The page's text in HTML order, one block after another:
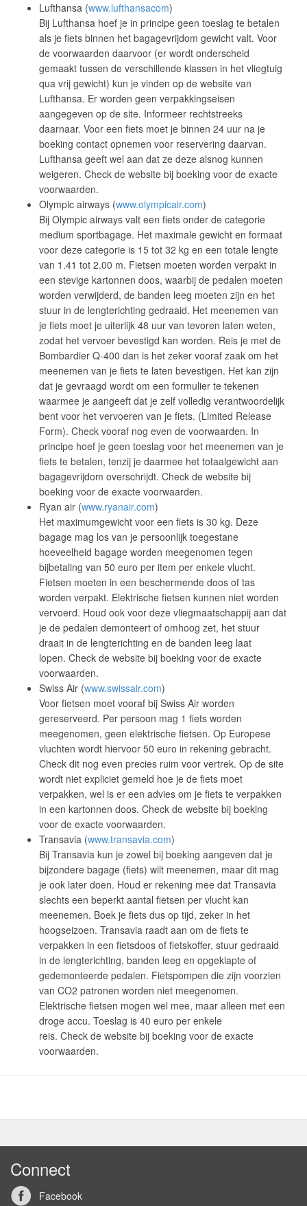
Lufthansa (www.lufthansacom)
Bij Lufthansa hoef je in principe geen toeslag te betalen
als je fiets binnen het bagagevrijdom gewicht valt. Voor
de voorwaarden daarvoor (er wordt onderscheid
gemaakt tussen de verschillende klassen in het vliegtuig
qua vrij gewicht) kun je vinden op de website van
Lufthansa. Er worden geen verpakkingseisen
aangegeven op de site. Informeer rechtstreeks
daarnaar. Voor een fiets moet je binnen 24 uur na je
boeking contact opnemen voor reservering daarvan.
Lufthansa geeft wel aan dat ze deze alsnog kunnen
weigeren. Check de website bij boeking voor de exacte
voorwaarden.
Olympic airways (www.olympicair.com)
Bij Olympic airways valt een fiets onder de categorie
medium sportbagage. Het maximale gewicht en formaat
voor deze categorie is 15 tot 32 kg en een totale lengte
van 1.41 tot 2.00 m. Fietsen moeten worden verpakt in
een stevige kartonnen doos, waarbij de pedalen moeten
worden verwijderd, de banden leeg moeten zijn en het
stuur in de lengterichting gedraaid. Het meenemen van
je fiets moet je uiterlijk 48 uur van tevoren laten weten,
zodat het vervoer bevestigd kan worden. Reis je met de
Bombardier Q-400 dan is het zeker vooraf zaak om het
meenemen van je fiets te laten bevestigen. Het kan zijn
dat je gevraagd wordt om een formulier te tekenen
waarmee je aangeeft dat je zelf volledig verantwoordelijk
bent voor het vervoeren van je fiets. (Limited Release
Form). Check vooraf nog even de voorwaarden. In
principe hoef je geen toeslag voor het meenemen van je
fiets te betalen, tenzij je daarmee het totaalgewicht aan
bagagevrijdom overschrijdt. Check de website bij
boeking voor de exacte voorwaarden.
Ryan air (www.ryanair.com)
Het maximumgewicht voor een fiets is 30 kg. Deze
bagage mag los van je persoonlijk toegestane
hoeveelheid bagage worden meegenomen tegen
bijbetaling van 50 euro per item per enkele vlucht.
Fietsen moeten in een beschermende doos of tas
worden verpakt. Elektrische fietsen kunnen niet worden
vervoerd. Houd ook voor deze vliegmaatschappij aan dat
je de pedalen demonteert of omhoog zet, het stuur
draait in de lengterichting en de banden leeg laat
lopen. Check de website bij boeking voor de exacte
voorwaarden.
Swiss Air (www.swissair.com)
Voor fietsen moet vooraf bij Swiss Air worden
gereserveerd. Per persoon mag 1 fiets worden
meegenomen, geen elektrische fietsen. Op Europese
vluchten wordt hiervoor 50 euro in rekening gebracht.
Check dit nog even precies ruim voor vertrek. Op de site
wordt niet expliciet gemeld hoe je de fiets moet
verpakken, wel is er een advies om je fiets te verpakken
in een kartonnen doos. Check de website bij boeking
voor de exacte voorwaarden.
Transavia (www.transavia.com)
Bij Transavia kun je zowel bij boeking aangeven dat je
bijzondere bagage (fiets) wilt meenemen, maar dit mag
je ook later doen. Houd er rekening mee dat Transavia
slechts een beperkt aantal fietsen per vlucht kan
meenemen. Boek je fiets dus op tijd, zeker in het
hoogseizoen. Transavia raadt aan om de fiets te
verpakken in een fietsdoos of fietskoffer, stuur gedraaid
in de lengterichting, banden leeg en opgeklapte of
gedemonteerde pedalen. Fietspompen die zijn voorzien
van CO2 patronen worden niet meegenomen.
Elektrische fietsen mogen wel mee, maar alleen met een
droge accu. Toeslag is 40 euro per enkele
reis. Check de website bij boeking voor de exacte
voorwaarden.
Connect
Facebook